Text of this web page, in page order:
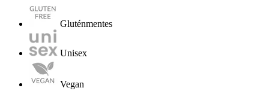
Gluténmentes
Unisex
Vegan